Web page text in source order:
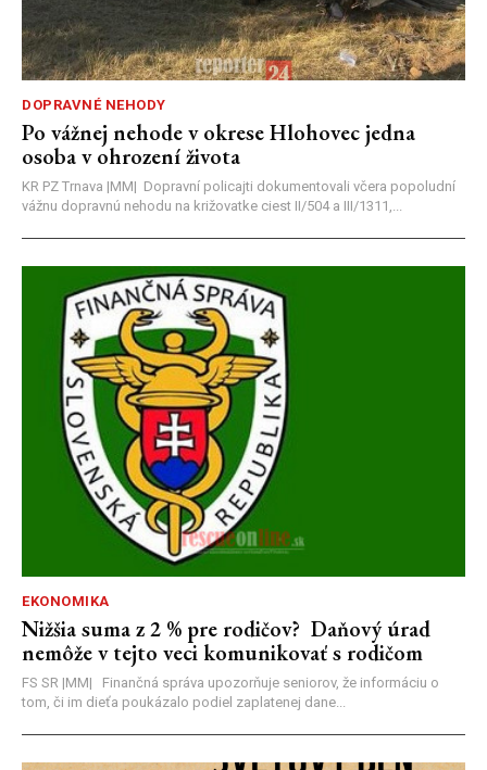
DOPRAVNÉ NEHODY
Po vážnej nehode v okrese Hlohovec jedna
osoba v ohrození života
KR PZ Trnava |MM| Dopravní policajti dokumentovali včera popoludní
vážnu dopravnú nehodu na križovatke ciest II/504 a III/1311,...
EKONOMIKA
Nižšia suma z 2 % pre rodičov? Daňový úrad
nemôže v tejto veci komunikovať s rodičom
FS SR |MM| Finančná správa upozorňuje seniorov, že informáciu o
tom, či im dieťa poukázalo podiel zaplatenej dane...